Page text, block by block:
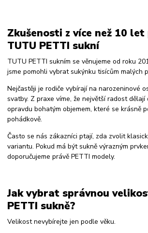
Zkušenosti z více než 10
TUTU PETTI sukní
TUTU PETTI sukním se věnujeme od roku
jsme pomohli vybrat sukýnku tisícům malých
Nejčastěji je rodiče vybírají na narozeninové
svatby. Z praxe víme, že největší radost dělají
opravdu bohatým objemem, které se krásně
pohádkově.
Často se nás zákazníci ptají, zda zvolit
variantu. Pokud má být sukně výrazným
doporučujeme právě PETTI modely.
Jak vybrat správnou
PETTI sukně?
Velikost nevybírejte jen podle věku.